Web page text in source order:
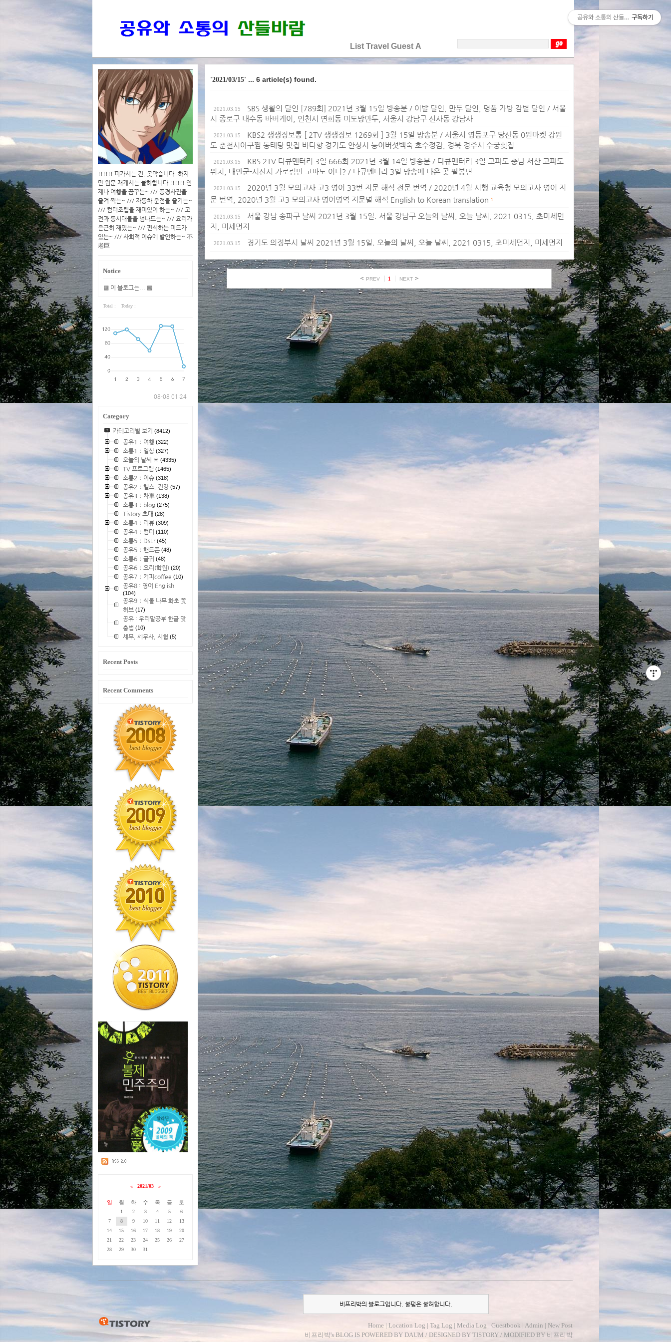
List Travel Guest A
!!!!!! 퍼가시는 건, 못막습니다. 하지
만 원문 재게시는 불허합니다 !!!!!! 언
제나 여행을 꿈꾸는~ /// 풍경사진을
즐겨 찍는~ /// 자동차 운전을 즐기는~
/// 컴터조립을 재미있어 하는~ /// 고
전과 동시대물을 넘나드는~ /// 요리가
은근히 재밌는~ /// 편식하는 미드가
있는~ /// 사회적 이슈에 발언하는~ 不
老巨
Notice
▩ 이 블로그는... ▩
Total : Today :
08-08 01:24
Category
카테고리별 보기 (8412)
공유1：여행 (322)
소통1：일상(327)
오늘의 날씨 ☀ (4335)
TV 프로그램 (1465)
소통2：이슈(318)
공유2：헬스, 건강(57)
공유3：차車(138)
소통3：blog(275)
Tistory 초대 (28)
소통4：리뷰(309)
공유4：컴터 (110)
소통5：DsLr(45)
공유5：핸드폰(48)
소통6：글귀 (48)
공유6：요리(학원)(20)
공유7：커피coffee (10)
공유8 : 영어 English
(104)
공유9：식물 나무 화초 꽃
허브 (17)
공유 : 우리말공부 한글 맞
춤법 (10)
세무, 세무사, 시험 (5)
Recent Posts
Recent Comments
« 2021/03 »
일 월 화 수 목 금 토
1 2 3 4 5
6
7
8 9 10 11 12
13
14
15 16 17 18 19
20
21
22 23 24 25 26
27
28
29 30 31
'2021/03/15' ... 6 article(s) found.
2021.03.15 SBS 생활의 달인 [789회] 2021년 3월 15일 방송분 / 이발 달인, 만두 달인, 명품 가방 감별 달인 / 서울
시 종로구 내수동 바버케이, 인천시 연희동 미도방만두, 서울시 강남구 신사동 강남사
2021.03.15 KBS2 생생정보통 [ 2TV 생생정보 1269회 ] 3월 15일 방송분 / 서울시 영등포구 당산동 0원마켓 강원
도 춘천시아구찜 동태탕 맛집 바다향 경기도 안성시 능이버섯백숙 호수정감, 경북 경주시 수궁횟집
2021.03.15 KBS 2TV 다큐멘터리 3일 666회 2021년 3월 14일 방송분 / 다큐멘터리 3일 고파도 충남 서산 고파도
위치, 태안군-서산시 가로림만 고파도 어디? / 다큐멘터리 3일 방송에 나온 곳 팔봉면
2021.03.15 2020년 3월 모의고사 고3 영어 33번 지문 해석 전문 번역 / 2020년 4월 시행 교육청 모의고사 영어 지
문 번역, 2020년 3월 고3 모의고사 영어영역 지문별 해석 English to Korean translation 1
2021.03.15 서울 강남 송파구 날씨 2021년 3월 15일. 서울 강남구 오늘의 날씨, 오늘 날씨, 2021 0315, 초미세먼
지, 미세먼지
2021.03.15 경기도 의정부시 날씨 2021년 3월 15일. 오늘의 날씨, 오늘 날씨, 2021 0315, 초미세먼지, 미세먼지
PREV 1 NEXT
비프리박의 블로그입니다. 불펌은 불허합니다.
Home | Location Log | Tag Log | Media Log | Guestbook | Admin | New Post
비프리박's BLOG IS POWERED BY DAUM / DESIGNED BY TISTORY / MODIFIED BY 비프리박
공유와 소통의 산들바람구독하기